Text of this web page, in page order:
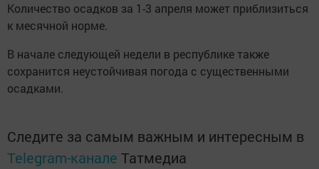
Количество осадков за 1-3 апреля может приблизиться
к месячной норме.
В начале следующей недели в республике также
сохранится неустойчивая погода с существенными
осадками.
Следите за самым важным и интересным в
Telegram-канале Татмедиа